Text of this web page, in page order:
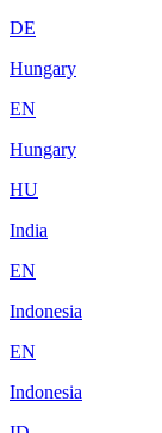
DE
Hungary
EN
Hungary
HU
India
EN
Indonesia
EN
Indonesia